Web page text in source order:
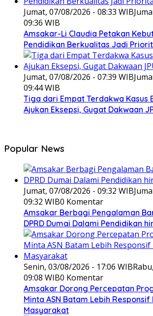
Jumat, 07/08/2026 - 08:33 WIB
09:36 WIB
Amsakar-Li Claudia Petakan
Pendidikan Berkualitas Jadi
Jumat, 07/08/2026 - 07:39 WIB
09:44 WIB
Tiga dari Empat Terdakwa Kasus
Ajukan Eksepsi, Gugat Dakwaan
Popular News
Jumat, 07/08/2026 - 09:32 WIB
09:32 WIB0 Komentar
Amsakar Berbagi Pengalaman
DPRD Dumai Dalami Pendidikan
Senin, 03/08/2026 - 17:06 WIB
09:08 WIB0 Komentar
Amsakar Dorong Percepatan
Minta ASN Batam Lebih Responsif
Masyarakat